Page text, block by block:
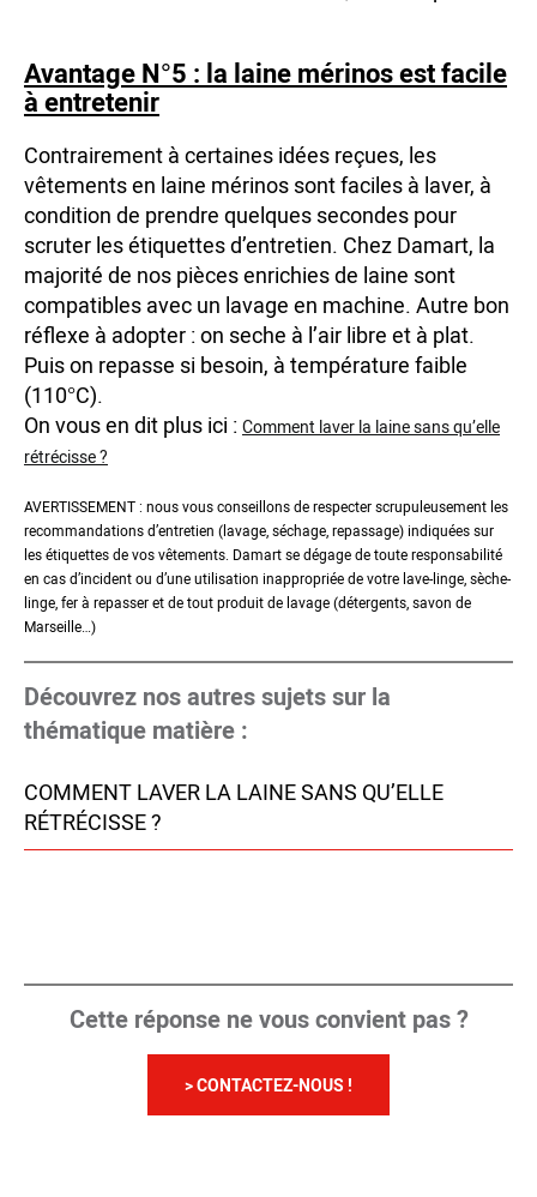
Avantage N°5 : la laine mérinos est facile
à entretenir
Contrairement à certaines idées reçues, les
vêtements en laine mérinos sont faciles à laver, à
condition de prendre quelques secondes pour
scruter les étiquettes d’entretien. Chez Damart, la
majorité de nos pièces enrichies de laine sont
compatibles avec un lavage en machine. Autre bon
réflexe à adopter : on seche à l’air libre et à plat.
Puis on repasse si besoin, à température faible
(110°C).
On vous en dit plus ici : Comment laver la laine sans qu’elle
rétrécisse ?
AVERTISSEMENT : nous vous conseillons de respecter scrupuleusement les
recommandations d’entretien (lavage, séchage, repassage) indiquées sur
les étiquettes de vos vêtements. Damart se dégage de toute responsabilité
en cas d’incident ou d’une utilisation inappropriée de votre lave-linge, sèche-
linge, fer à repasser et de tout produit de lavage (détergents, savon de
Marseille…)
Découvrez nos autres sujets sur la
thématique matière :
COMMENT LAVER LA LAINE SANS QU’ELLE
RÉTRÉCISSE ?
Cette réponse ne vous convient pas ?
> CONTACTEZ-NOUS !